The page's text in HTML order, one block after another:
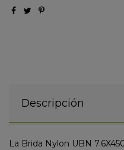
Descripción
La Brida Nylon UBN